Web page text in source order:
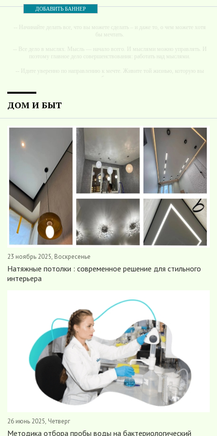
ДОБАВИТЬ БАННЕР
-- Начинайте делать все, что вы можете сделать – и даже то, о чем можете хотя
бы мечтать.
-- Все дело в мыслях. Мысль — начало всего. И мыслями можно управлять. И
поэтому главное дело совершенствования: работать над мыслями.
-- Идите уверенно по направлению к мечте. Живите той жизнью, которую вы
-- Самое большое богатство — это ум. Самая большая нищета — глупость. Из
-- Люблю давать советы и очень не люблю, когда их дают мне.
ДОМ И БЫТ
23 ноябрь 2025, Воскресенье
Натяжные потолки : современное решение для стильного
интерьера
26 июнь 2025, Четверг
Методика отбора пробы воды на бактериологический